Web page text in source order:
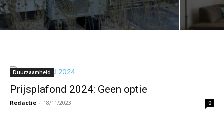
Duurzaamheid
Prijsplafond 2024: Geen optie
Redactie - 18/11/2023 0